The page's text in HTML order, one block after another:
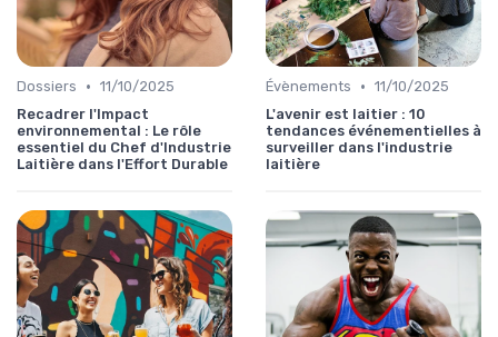
Dossiers • 11/10/2025
Recadrer l'Impact
environnemental : Le rôle
essentiel du Chef d'Industrie
Laitière dans l'Effort Durable
Évènements • 11/10/2025
L'avenir est laitier : 10
tendances événementielles à
surveiller dans l'industrie
laitière